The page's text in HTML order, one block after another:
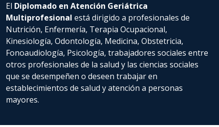
El Diplomado en Atención Geriátrica
Multiprofesional está dirigido a profesionales de
Nutrición, Enfermería, Terapia Ocupacional,
Kinesiología, Odontología, Medicina, Obstetricia,
Fonoaudiología, Psicología, trabajadores sociales entre
otros profesionales de la salud y las ciencias sociales
que se desempeñen o deseen trabajar en
establecimientos de salud y atención a personas
mayores.